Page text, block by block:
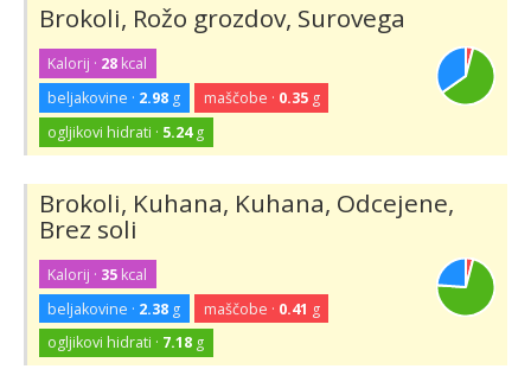
Brokoli, Rožo grozdov, Surovega
Kalorij · 28 kcal
beljakovine · 2.98 g maščobe · 0.35g
ogljikovi hidrati · 5.24g
Brokoli, Kuhana, Kuhana, Odcejene,
Brez soli
Kalorij · 35 kcal
beljakovine · 2.38 g maščobe · 0.41 g
ogljikovi hidrati · 7.18 g